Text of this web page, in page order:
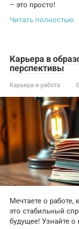
– это просто!
Читать полностью
Карьера в
перспективы
Карьера и работа
Мечтаете о работе,
это стабильный
будущее! Узнайте о